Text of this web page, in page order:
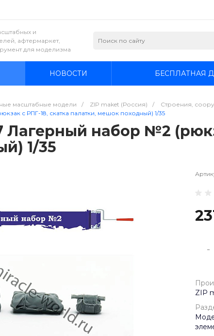
и
афтермаркет,
для моделизма
НОВОСТИ БЕСПЛАТНАЯ
масштабные модели / ZIP maket (Россия) / Строения,
с РПГ-18, скатка палатки, мешок походный) 1/35
Лагерный набор №2
1/35
-
ZIP